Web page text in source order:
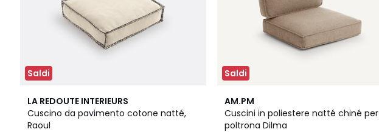
Saldi
LA REDOUTE INTERIEURS
Cuscino da pavimento cotone natté,
Raoul
3,8
/ 5
Saldi
AM.PM
Cuscini in poliestere natté chiné per
poltrona Dilma
4,7
/ 5
3
Colori